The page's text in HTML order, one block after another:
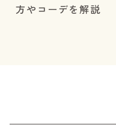
方やコーデを解説